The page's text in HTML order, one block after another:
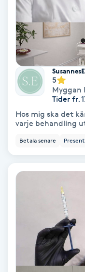
Slingor
Sockring
Spa
Spa manikyr &
Spa-manikyr
Spa-pedikyr
Sugaring
Svensk massage
5
Myggan
Tider fr.
Hos mig ska det
varje behandling
Betala senare